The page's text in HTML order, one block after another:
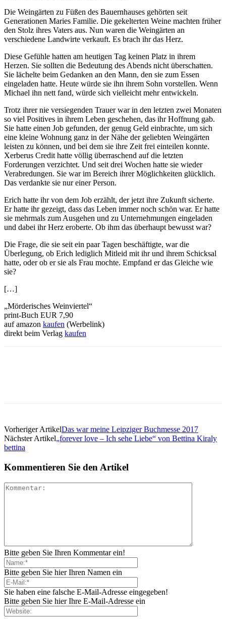
Die Weingärten zu Füßen des Bauernhauses gehörten seit
Generationen Maries Familie. Die gekelterten Weine machten früher
den Stolz ihres Vaters aus. Nun waren die Weingärten an
verschiedene Landwirte verkauft. Es brach ihr das Herz.
Diese Gefühle hatten am heutigen Tag keinen Platz in ihrem
Herzen. Sie sollten die Bedeutung des Abends nicht überschatten.
Sie lächelte beim Gedanken an den Mann, den sie zum Essen
eingeladen hatte. Heute würde sie ihn ihrem Sohn vorstellen. Wenn
Michael ihn nett fand, würde sich vielleicht mehr entwickeln.
Trotz ihrer nie versiegenden Trauer war in den letzten zwei Monaten
so viel Positives in ihrem Leben geschehen, das ihr Hoffnung gab.
Sie hatte einen Job gefunden, der genug Geld einbrachte, um sich
eine kleine Wohnung ganz in der Nähe der geliebten Weingärten
leisten zu können, und bei dem sie ihre Zeit frei einteilen konnte.
Xerberus Credit hatte völlig überraschend auf die letzten
Forderungen verzichtet. Und seit drei Wochen hatte sie wieder
Verabredungen. Sie war im Bereich ihrer Möglichkeiten glücklich.
Das verdankte sie nur einer Person.
Erich hatte ihr von dem Job erzählt, der jetzt ihre Zukunft sicherte.
Er hatte ihr gezeigt, dass das Leben immer noch schön war. Er hatte
sie mehrmals zum Ausgehen und zu Unternehmungen eingeladen
und dabei ihr Herz eroberte. Ob ihm das überhaupt bewusst war?
Die Frage, die sie seit ein paar Tagen beschäftigte, war die
Überlegung, ob Erich lediglich Mitleid mit ihr und ihrem Schicksal
hatte, oder ob er sie als Frau mochte. Empfand er das Gleiche wie
sie?
[…]
„Mörderisches Weinviertel“
print-Buch EUR 7,90
auf amazon kaufen (Werbelink)
direkt beim Verlag kaufen
Vorheriger ArtikelDas war meine Leipziger Buchmesse 2017
Nächster Artikel„forever love – Ich sehe Liebe“ von Bettina Kiraly
bettina
Kommentieren Sie den Artikel
Bitte geben Sie Ihren Kommentar ein!
Bitte geben Sie hier Ihren Namen ein
Sie haben eine falsche E-Mail-Adresse eingegeben!
Bitte geben Sie hier Ihre E-Mail-Adresse ein